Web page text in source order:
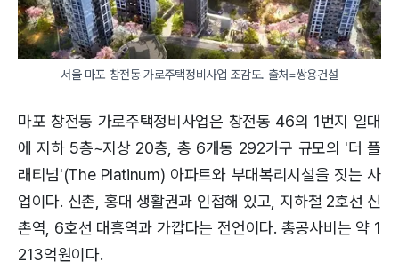
서울 마포 창전동 가로주택정비사업 조감도. 출처=쌍용건설
마포 창전동 가로주택정비사업은 창전동 46의 1번지 일대
에 지하 5층~지상 20층, 총 6개동 292가구 규모의 '더 플
래티넘'(The Platinum) 아파트와 부대복리시설을 짓는 사
업이다. 신촌, 홍대 생활권과 인접해 있고, 지하철 2호선 신
촌역, 6호선 대흥역과 가깝다는 전언이다. 총공사비는 약 1
213억원이다.